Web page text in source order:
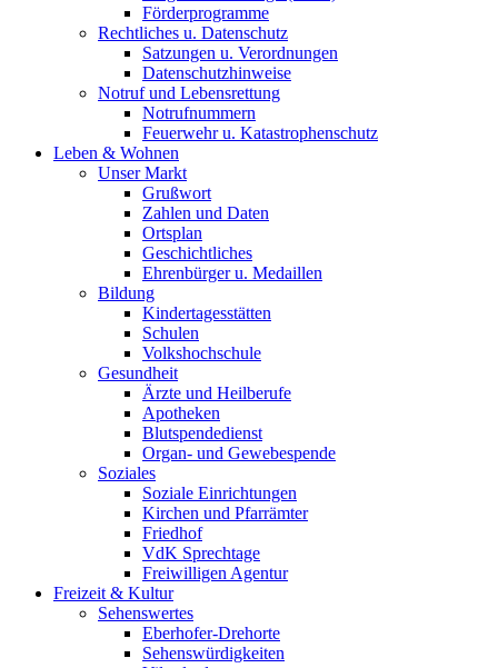
Förderprogramme
Rechtliches u. Datenschutz
Satzungen u. Verordnungen
Datenschutzhinweise
Notruf und Lebensrettung
Notrufnummern
Feuerwehr u. Katastrophenschutz
Leben & Wohnen
Unser Markt
Grußwort
Zahlen und Daten
Ortsplan
Geschichtliches
Ehrenbürger u. Medaillen
Bildung
Kindertagesstätten
Schulen
Volkshochschule
Gesundheit
Ärzte und Heilberufe
Apotheken
Blutspendedienst
Organ- und Gewebespende
Soziales
Soziale Einrichtungen
Kirchen und Pfarrämter
Friedhof
VdK Sprechtage
Freiwilligen Agentur
Freizeit & Kultur
Sehenswertes
Eberhofer-Drehorte
Sehenswürdigkeiten